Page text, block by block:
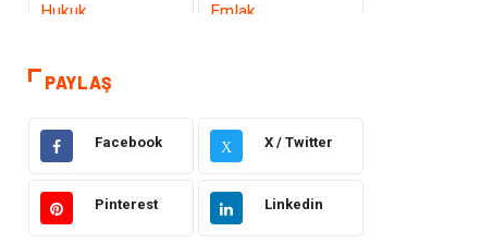
Hukuk Emlak
Otomotiv
PAYLAŞ
Facebook X X / Twitter
Pinterest Linkedin